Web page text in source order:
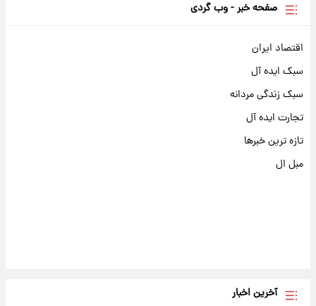
صفحه خبر - وب گردی
اقتصاد ایران
سبک ایده آل
سبک زندگی مردانه
تجارت ایده آل
تازه ترین خبرها
مبل ال
آخرین اخبار